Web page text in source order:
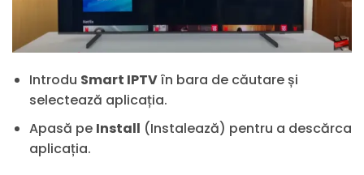
Introdu Smart IPTVîn bara de căutare și
selectează aplicația.
Apasă pe Install (Instalează) pentru a descărca
aplicația.